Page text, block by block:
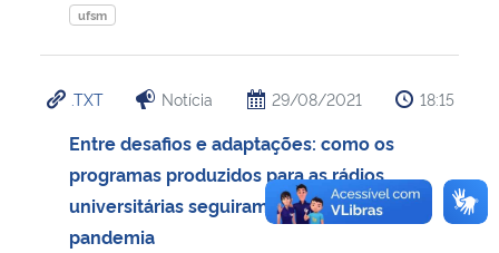
ufsm
.TXT Notícia 29/08/2021 18:15
Entre desafios e adaptações: como os
programas produzidos para as rádios
universitárias seguiram durante a
pandemia